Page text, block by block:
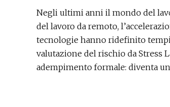
Negli ultimi anni il mondo del
del lavoro da remoto,
tecnologie hanno ridefinito
valutazione del rischio da Stress
adempimento formale: diventa